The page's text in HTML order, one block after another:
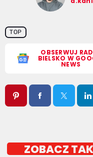
TOP
OBSERWUJ
BIELSKO W
NEWS
ZOBACZ